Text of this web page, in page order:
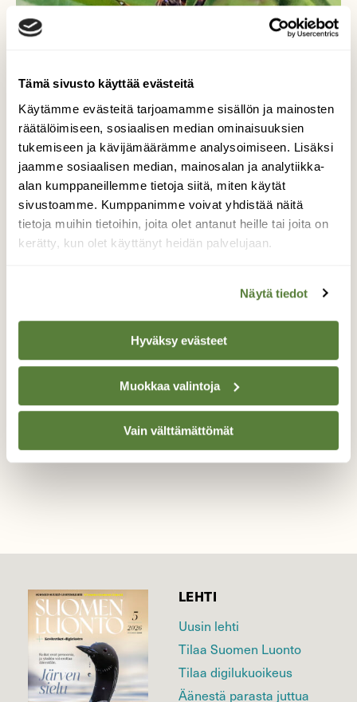
Tämä sivusto käyttää evästeitä
Käytämme evästeitä tarjoamamme sisällön ja mainosten
räätälöimiseen, sosiaalisen median ominaisuuksien
tukemiseen ja kävijämäärämme analysoimiseen. Lisäksi
jaamme sosiaalisen median, mainosalan ja analytiikka-
alan kumppaneillemme tietoja siitä, miten käytät
sivustoamme. Kumppanimme voivat yhdistää näitä
tietoja muihin tietoihin, joita olet antanut heille tai joita on
kerätty, kun olet käyttänyt heidän palvelujaan.
Näytä tiedot
Hyväksy evästeet
Muokkaa valintoja
Vain välttämättömät
Valokuvaaja: Tarja Naukkarinen, Savitaipale
28.6.2026
TAKAISIN LISTAAN
LEHTI
Uusin lehti
Tilaa Suomen Luonto
Tilaa digilukuoikeus
Äänestä parasta juttua